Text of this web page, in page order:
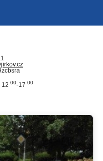
12 00-17 00